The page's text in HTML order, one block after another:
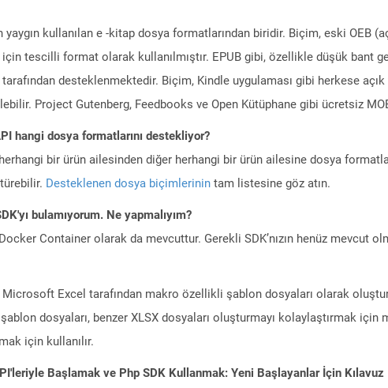
kullanılan e -kitap dosya formatlarından biridir. Biçim, eski OEB
tescilli format olarak kullanılmıştır. EPUB gibi, özellikle düşük bant
desteklenmektedir. Biçim, Kindle uygulaması gibi herkese açık
Project Gutenberg, Feedbooks ve Open Kütüphane gibi ücretsiz
hangi dosya formatlarını destekliyor?
bir ürün ailesinden diğer herhangi bir ürün ailesine dosya
Desteklenen dosya biçimlerinin tam listesine göz atın.
bulamıyorum. Ne yapmalıyım?
Container olarak da mevcuttur. Gerekli SDK’nızın henüz mevcut
Microsoft Excel tarafından makro özellikli şablon dosyaları olarak
dosyaları, benzer XLSX dosyaları oluşturmayı kolaylaştırmak
için kullanılır.
Başlamak ve Php SDK Kullanmak: Yeni Başlayanlar İçin Kılavuz